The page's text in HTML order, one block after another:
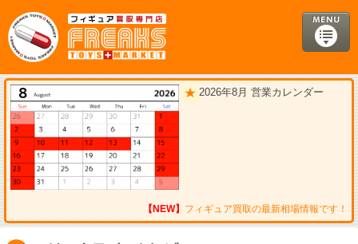
2026年8月 営業カレンダー
【NEW】 フィギュア買取の最新相場情報です！